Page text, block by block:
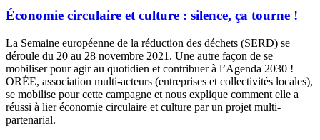
Économie circulaire et culture : silence, ça tourne !
La Semaine européenne de la réduction des déchets (SERD) se
déroule du 20 au 28 novembre 2021. Une autre façon de se
mobiliser pour agir au quotidien et contribuer à l’Agenda 2030 !
ORÉE, association multi-acteurs (entreprises et collectivités locales),
se mobilise pour cette campagne et nous explique comment elle a
réussi à lier économie circulaire et culture par un projet multi-
partenarial.